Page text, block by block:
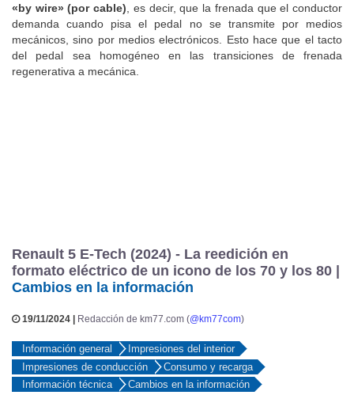
«by wire» (por cable), es decir, que la frenada que el conductor
demanda cuando pisa el pedal no se transmite por medios
mecánicos, sino por medios electrónicos. Esto hace que el tacto
del pedal sea homogéneo en las transiciones de frenada
regenerativa a mecánica.
Renault 5 E-Tech (2024) - La reedición en
formato eléctrico de un icono de los 70 y los 80 |
Cambios en la información
19/11/2024 | Redacción de km77.com (@km77com)
Información general
Impresiones del interior
Impresiones de conducción
Consumo y recarga
Información técnica
Cambios en la información